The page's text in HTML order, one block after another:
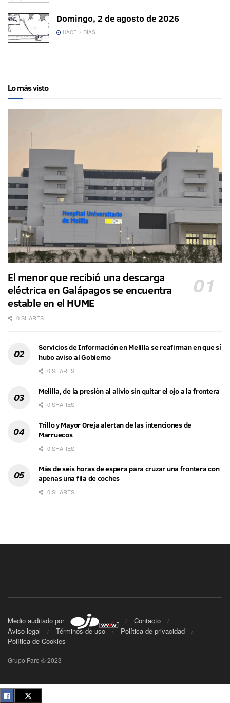
Domingo, 2 de agosto de 2026
HACE 7 DÍAS
Lo más visto
El menor que recibió una descarga
eléctrica en Galápagos se encuentra
estable en el HUME
0 SHARES
Servicios de Información en Melilla se reafirman en que sí
hubo aviso al Gobierno
0 SHARES
Melilla, de la presión al alivio sin quitar el ojo a la frontera
0 SHARES
Trillo y Mayor Oreja alertan de las intenciones de
Marruecos
0 SHARES
Más de seis horas de espera para cruzar una frontera con
apenas una fila de coches
0 SHARES
Medio auditado por
Contacto
Aviso legal
Términos de uso
Política de privacidad
Política de Cookies
Grupo Faro © 2023